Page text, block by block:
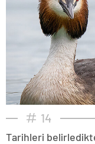
14
Tarihleri